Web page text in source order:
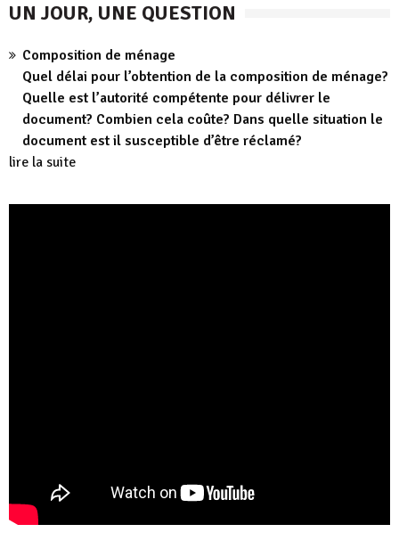
UN JOUR, UNE QUESTION
Composition de ménage
Quel délai pour l’obtention de la composition de ménage?
Quelle est l’autorité compétente pour délivrer le
document? Combien cela coûte? Dans quelle situation le
document est il susceptible d’être réclamé?
lire la suite